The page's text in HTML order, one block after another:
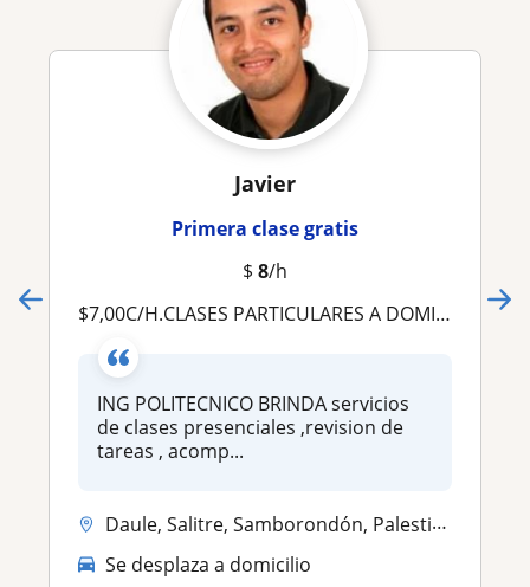
Javier
Primera clase gratis
$ 8/h
$7,00C/H.CLASES PARTICULARES A DOMICILIO, VIA ZOOM ,SKPACE ,Acompañamiento en tiempo real examenes, TAREAS ,LECCIONES ,MATEMATICAS,FISICA,QUIMIICA,DINAMICA ,resistencia de materiales,ALGEBRA LINEAL ,GEOMETRIA ,TRIGONOMETRIA CIRCUITOS ETC
ING POLITECNICO BRINDA servicios
de clases presenciales ,revision de
tareas , acomp...
Daule, Salitre, Samborondón, Palestina, Pedro Carbo, Lomas De Sargenti...
Se desplaza a domicilio